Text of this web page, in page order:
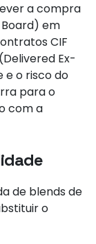
a compra
em
CIF
Ex-
e o risco do
para o
com a
de blends de
o